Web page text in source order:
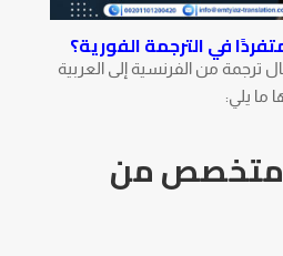
في الترجمة الفورية؟
ترجمة من الفرنسية إلى العربية
ما يلي:
متخصص من